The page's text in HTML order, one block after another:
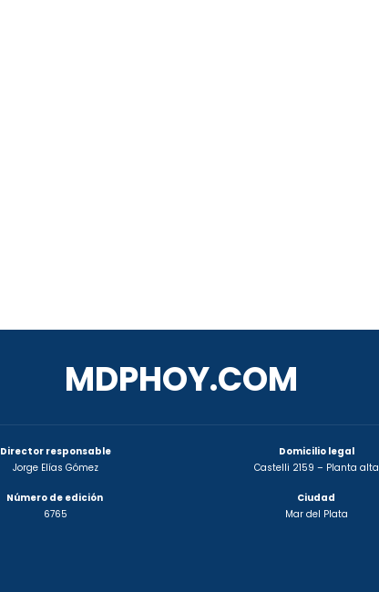
MDPHOY.COM
Director responsable
Jorge Elías Gómez
Número de edición
6765
Domicilio legal
Castelli 2159 – Planta alta
Ciudad
Mar del Plata